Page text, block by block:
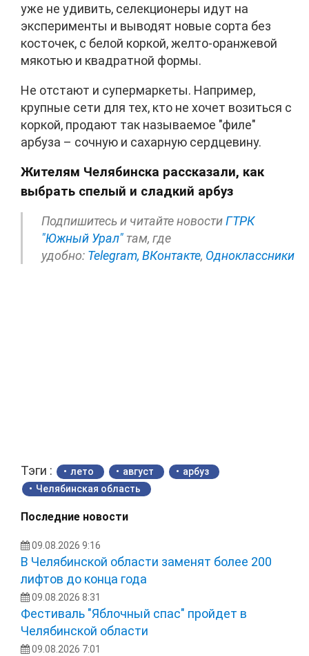
уже не удивить, селекционеры идут на
эксперименты и выводят новые сорта без
косточек, с белой коркой, желто-оранжевой
мякотью и квадратной формы.
Не отстают и супермаркеты. Например,
крупные сети для тех, кто не хочет возиться с
коркой, продают так называемое "филе"
арбуза – сочную и сахарную сердцевину.
Жителям Челябинска рассказали, как
выбрать спелый и сладкий арбуз
Подпишитесь и читайте новостиГТРК
"Южный Урал" там, где
удобно: Telegram, ВКонтакте, Одноклассники
Тэги : лето август
арбуз
Челябинская область
Последние новости
09.08.2026 9:16
В Челябинской области заменят более 200
лифтов до конца года
09.08.2026 8:31
Фестиваль "Яблочный спас" пройдет в
Челябинской области
09.08.2026 7:01